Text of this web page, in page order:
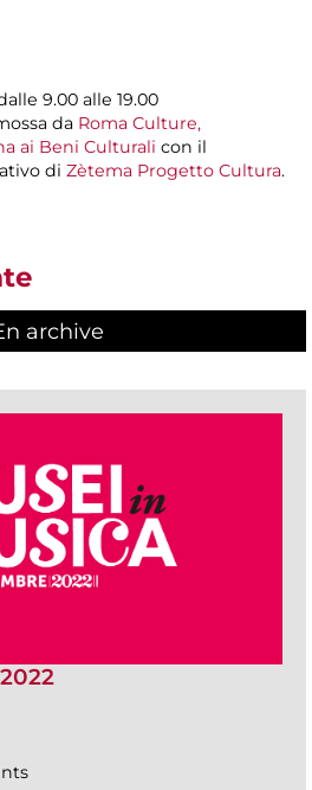
9.00 alle 19.00
da Roma Culture,
ai Beni Culturali con il
di Zètema Progetto Cultura.
archive